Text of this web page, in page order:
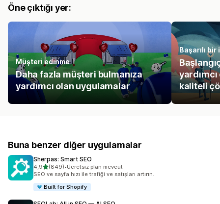
Öne çıktığı yer:
Müşteri edinme
Daha fazla müşteri bulmanıza
yardımcı olan uygulamalar
Başarılı
kaliteli
Buna benzer diğer uygulamalar
Sherpas: Smart SEO
4,95 yıldız üzerinden
(849)
toplam 849 değerlendirme
•Ücretsiz plan mevcut
SEO ve sayfa hızı ile trafiği ve satışları artırın.
Built for Shopify